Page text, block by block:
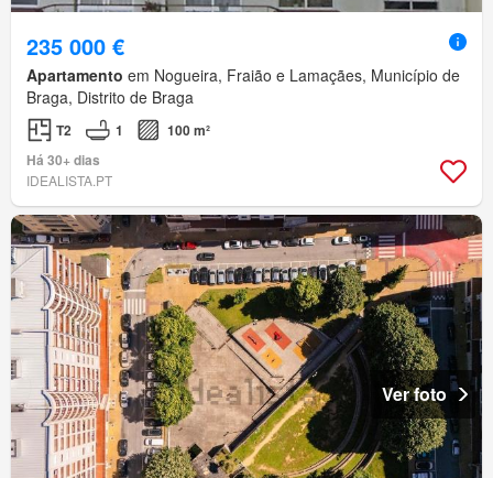
235 000 €
Apartamento em Nogueira, Fraião e Lamaçães, Município de
Braga, Distrito de Braga
T2 1
100 m²
Há 30+ dias
IDEALISTA.PT
Ver foto